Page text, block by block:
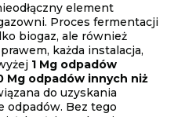
element
Proces fermentacji
biogaz, ale również
każda instalacja,
1 Mg odpadów
Mg odpadów innych niż
do uzyskania
odpadów. Bez tego